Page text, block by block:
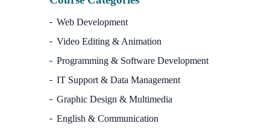
Web Development
Video Editing & Animation
Programming & Software Development
IT Support & Data Management
Graphic Design & Multimedia
English & Communication